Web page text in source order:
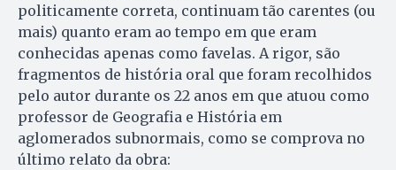
politicamente correta, continuam tão carentes (ou
mais) quanto eram ao tempo em que eram
conhecidas apenas como favelas. A rigor, são
fragmentos de história oral que foram recolhidos
pelo autor durante os 22 anos em que atuou como
professor de Geografia e História em
aglomerados subnormais, como se comprova no
último relato da obra: